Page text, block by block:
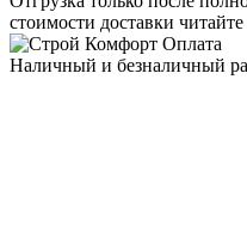
стоимости доставки читайте
Оплата
Наличный и безналичный